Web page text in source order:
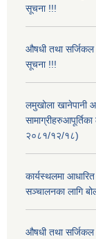
सूचना !!!
औषधी तथा सर्जिकल
सूचना !!!
लमुखोला खानेपानी
२०८१/१२/१८)
कार्यस्थलमा
सञ्चालनका लागि
औषधी तथा सर्जिकल